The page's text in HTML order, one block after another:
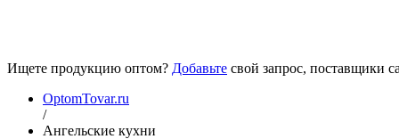
Ищете продукцию оптом? Добавьте свой запрос, поставщики
OptomTovar.ru
/
Ангельские кухни